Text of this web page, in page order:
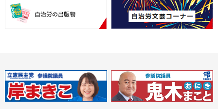
自治労の出版物